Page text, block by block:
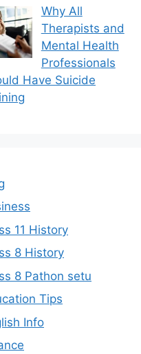
Why All
Therapists and
Mental Health
Professionals
Have Suicide
11 History
8 History
8 Pathon setu
Tips
Info